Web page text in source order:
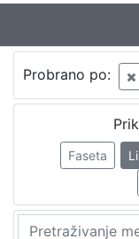
Probrano po:
Faseta